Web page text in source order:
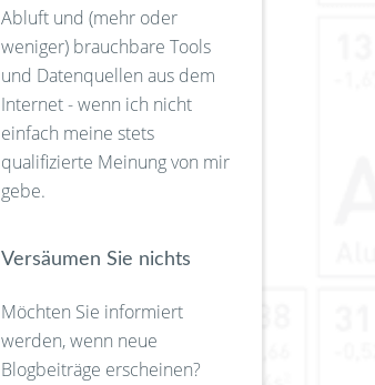
Abluft und (mehr oder
weniger) brauchbare Tools
und Datenquellen aus dem
Internet - wenn ich nicht
einfach meine stets
qualifizierte Meinung von mir
gebe.
Versäumen Sie nichts
Möchten Sie informiert
werden, wenn neue
Blogbeiträge erscheinen?